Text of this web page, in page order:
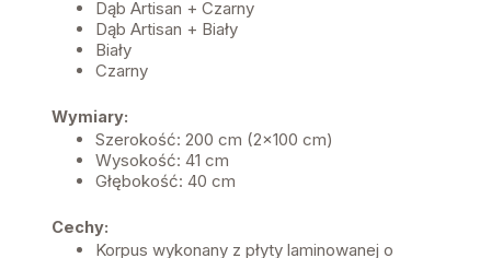
Dąb Artisan + Czarny
Dąb Artisan + Biały
Biały
Czarny
Wymiary:
Szerokość: 200 cm (2x100 cm)
Wysokość: 41 cm
Głębokość: 40 cm
Cechy:
Korpus wykonany z płyty laminowanej o